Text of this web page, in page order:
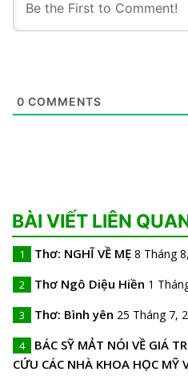
0 COMMENTS
BÀI VIẾT LIÊN
1 Thơ: NGHĨ VỀ MẸ 8 Tháng
2 Thơ Ngô Diệu Hiền 1
3 Thơ: Bình yên 25 Tháng 7,
4
BÁC SỸ MẢT NÓI VỀ GIÁ
CỨU CÁC NHÀ KHOA HỌC MỸ